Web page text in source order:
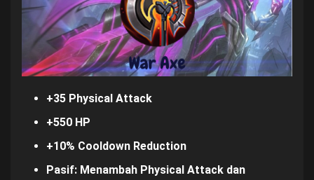
+35 Physical Attack
+550 HP
+10% Cooldown Reduction
Pasif: Menambah Physical Attack dan